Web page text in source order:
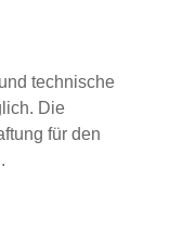
technische
Die
für den